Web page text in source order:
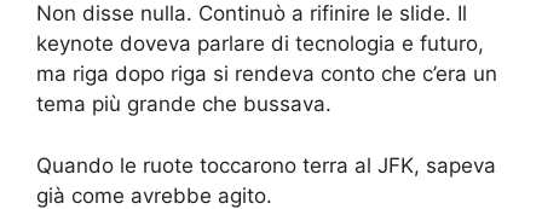
Non disse nulla. Continuò a rifinire le slide. Il
keynote doveva parlare di tecnologia e futuro,
ma riga dopo riga si rendeva conto che c’era un
tema più grande che bussava.
Quando le ruote toccarono terra al JFK, sapeva
già come avrebbe agito.